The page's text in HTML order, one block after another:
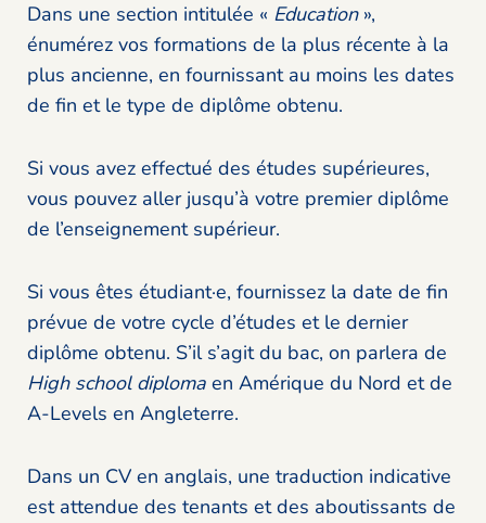
Dans une section intitulée « Education»,
énumérez vos formations de la plus récente à la
plus ancienne, en fournissant au moins les dates
de fin et le type de diplôme obtenu.
Si vous avez effectué des études supérieures,
vous pouvez aller jusqu’à votre premier diplôme
de l’enseignement supérieur.
Si vous êtes étudiant·e, fournissez la date de fin
prévue de votre cycle d’études et le dernier
diplôme obtenu. S’il s’agit du bac, on parlera de
High school diploma en Amérique du Nord et de
A-Levels en Angleterre.
Dans un CV en anglais, une traduction indicative
est attendue des tenants et des aboutissants de